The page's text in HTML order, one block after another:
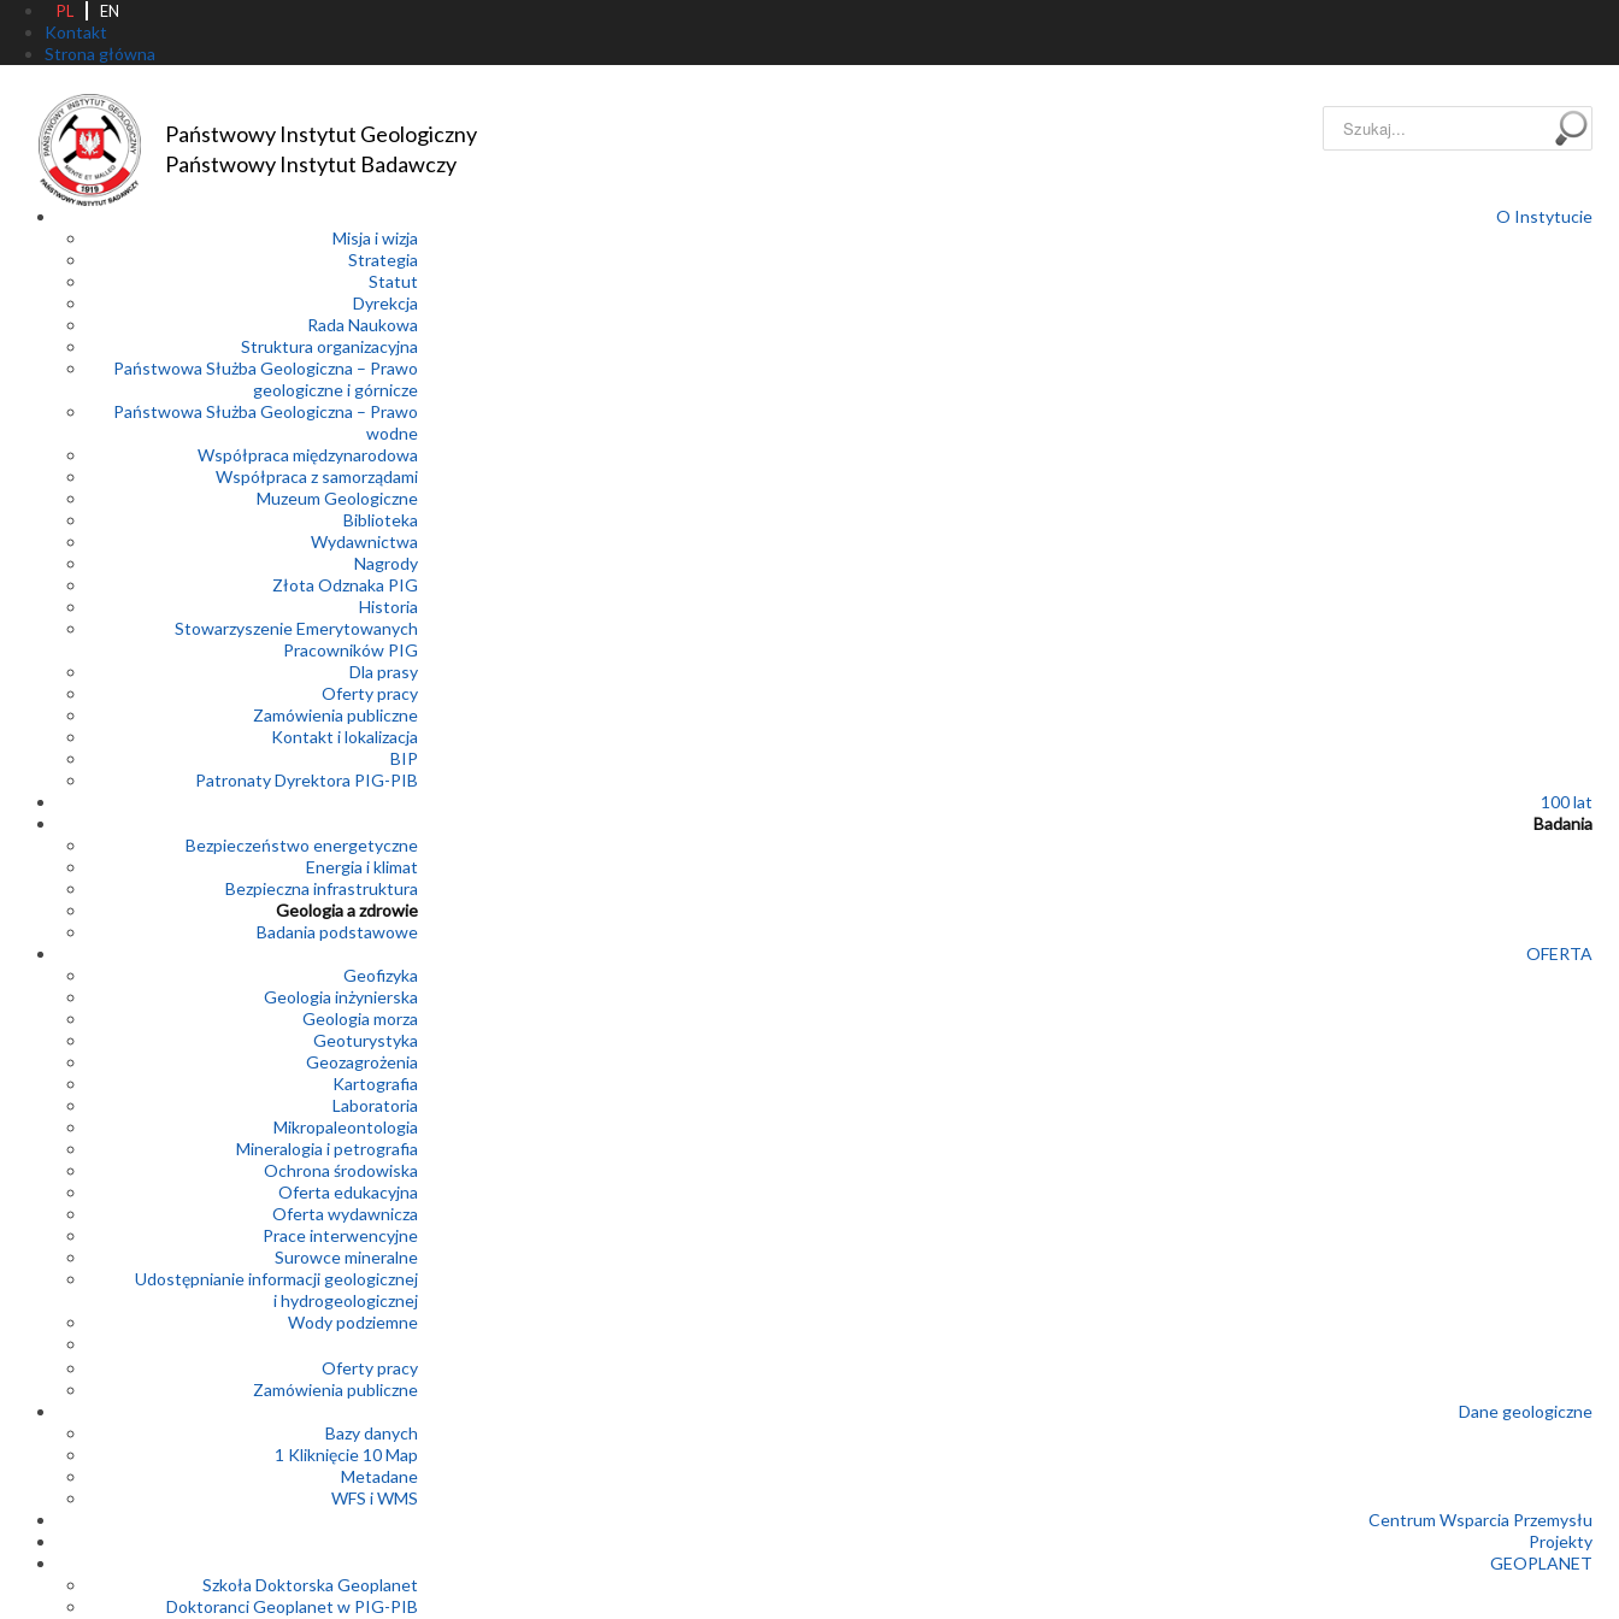
PL EN
Kontakt
Strona główna
Państwowy Instytut Geologiczny
Państwowy Instytut Badawczy
Szukaj...
O Instytucie
Misja i wizja
Strategia
Statut
Dyrekcja
Rada Naukowa
Struktura organizacyjna
Państwowa Służba Geologiczna – Prawo
geologiczne i górnicze
Państwowa Służba Geologiczna – Prawo
wodne
Współpraca międzynarodowa
Współpraca z samorządami
Muzeum Geologiczne
Biblioteka
Wydawnictwa
Nagrody
Złota Odznaka PIG
Historia
Stowarzyszenie Emerytowanych
Pracowników PIG
Dla prasy
Oferty pracy
Zamówienia publiczne
Kontakt i lokalizacja
BIP
Patronaty Dyrektora PIG-PIB
100 lat
Badania
Bezpieczeństwo energetyczne
Energia i klimat
Bezpieczna infrastruktura
Geologia a zdrowie
Badania podstawowe
OFERTA
Geofizyka
Geologia inżynierska
Geologia morza
Geoturystyka
Geozagrożenia
Kartografia
Laboratoria
Mikropaleontologia
Mineralogia i petrografia
Ochrona środowiska
Oferta edukacyjna
Oferta wydawnicza
Prace interwencyjne
Surowce mineralne
Udostępnianie informacji geologicznej
i hydrogeologicznej
Wody podziemne
Oferty pracy
Zamówienia publiczne
Dane geologiczne
Bazy danych
1 Kliknięcie 10 Map
Metadane
WFS i WMS
Centrum Wsparcia Przemysłu
Projekty
GEOPLANET
Szkoła Doktorska Geoplanet
Doktoranci Geoplanet w PIG-PIB